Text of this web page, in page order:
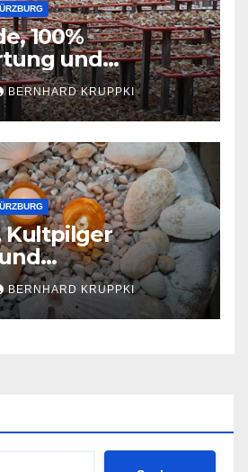
100%
und
auf der
BERNHARD KRUPPKI
Kultpilger
BERNHARD KRUPPKI